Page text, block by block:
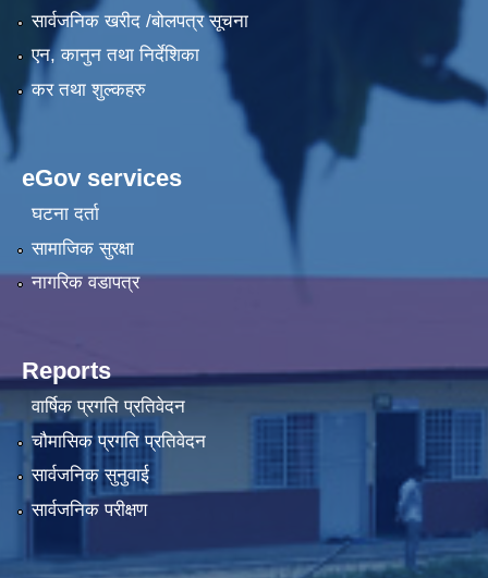
सार्वजनिक खरीद /बोलपत्र सूचना
एन, कानुन तथा निर्देशिका
कर तथा शुल्कहरु
eGov services
घटना दर्ता
सामाजिक सुरक्षा
नागरिक वडापत्र
Reports
वार्षिक प्रगति प्रतिवेदन
चौमासिक प्रगति प्रतिवेदन
सार्वजनिक सुनुवाई
सार्वजनिक परीक्षण